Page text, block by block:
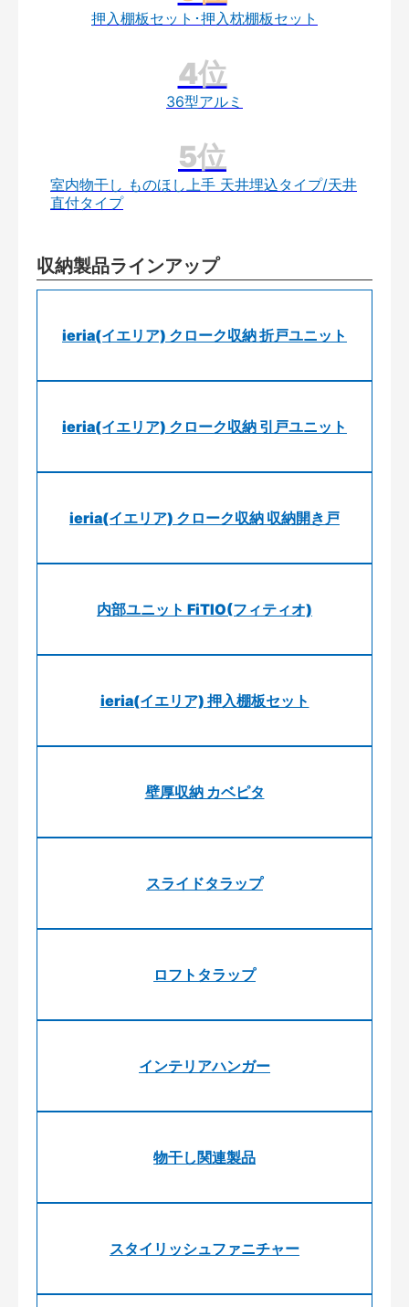
押入棚板セット･押入枕棚板セット
36型アルミ
室内物干し ものほし上手 天井埋込タイプ/天井
直付タイプ
収納製品ラインアップ
ieria(イエリア) クローク収納 折戸ユニット
ieria(イエリア) クローク収納 引戸ユニット
ieria(イエリア) クローク収納 収納開き戸
内部ユニット FiTIO(フィティオ)
ieria(イエリア) 押入棚板セット
壁厚収納 カベピタ
スライドタラップ
ロフトタラップ
インテリアハンガー
物干し関連製品
スタイリッシュファニチャー